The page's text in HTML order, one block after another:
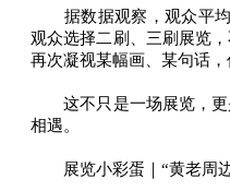
据数据观察，观众平均
观众选择二刷、三刷展览
再次凝视某幅画、某句话，
这不只是一场展览，更
相遇。
展览小彩蛋｜“黄老周边